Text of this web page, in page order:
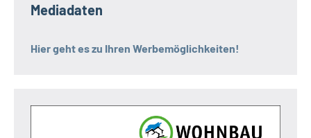
Mediadaten
Hier geht es zu Ihren Werbemöglichkeiten!